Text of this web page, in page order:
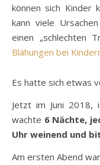
können sich Kinder
kann viele
einen „schlechten
Blähungen bei
Es hatte sich etwas
Jetzt im Juni
wachte 6 Nächte,
Uhr weinend und
Am ersten Abend